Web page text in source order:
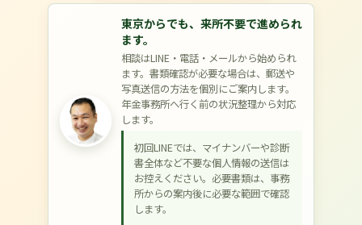
東京からでも、来所不要で進められ
ます。
相談はLINE・電話・メールから始められ
ます。書類確認が必要な場合は、郵送や
写真送信の方法を個別にご案内します。
年金事務所へ行く前の状況整理から対応
します。
初回LINEでは、マイナンバーや診断
書全体など不要な個人情報の送信は
お控えください。必要書類は、事務
所からの案内後に必要な範囲で確認
します。